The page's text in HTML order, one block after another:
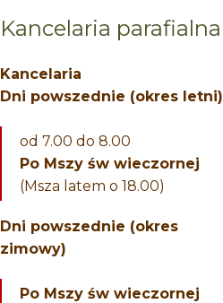
Kancelaria parafialna
Kancelaria
Dni powszednie (okres letni)
od 7.00 do 8.00
Po Mszy św wieczornej
(Msza latem o 18.00)
Dni powszednie (okres
zimowy)
Po Mszy św wieczornej